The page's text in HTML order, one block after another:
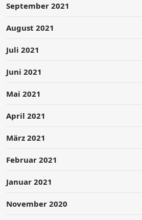
September 2021
August 2021
Juli 2021
Juni 2021
Mai 2021
April 2021
März 2021
Februar 2021
Januar 2021
November 2020